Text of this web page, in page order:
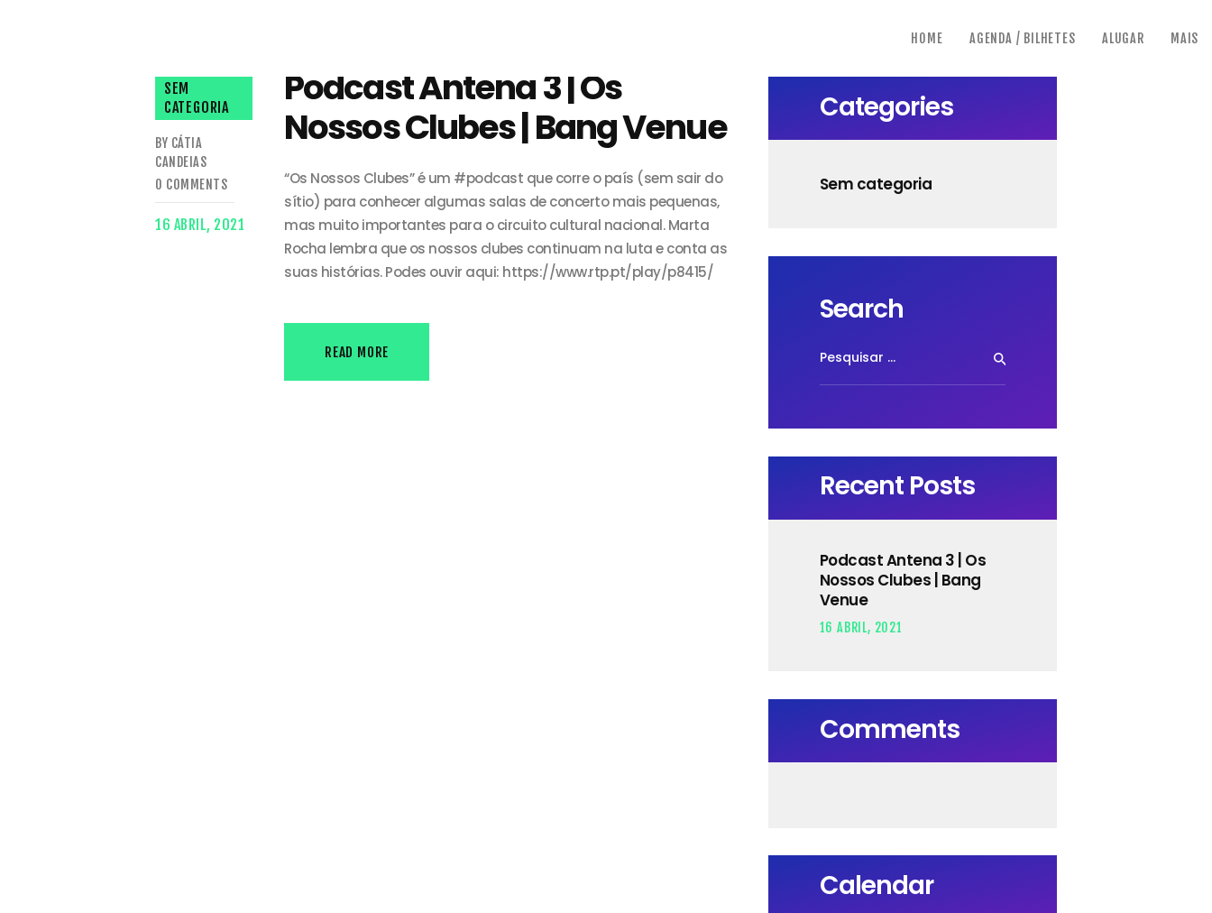
HOME AGENDA / BILHETES ALUGAR MAIS
agenda / bilhetes
alugar
mais
SEM
CATEGORIA
BY CÁTIA
CANDEIAS
0 COMMENTS
16 ABRIL, 2021
Podcast Antena 3 | Os
Nossos Clubes | Bang Venue
“Os Nossos Clubes” é um #podcast que corre o país (sem sair do
sítio) para conhecer algumas salas de concerto mais pequenas,
mas muito importantes para o circuito cultural nacional. Marta
Rocha lembra que os nossos clubes continuam na luta e conta as
suas histórias. Podes ouvir aqui: https://www.rtp.pt/play/p8415/
READ MORE
Categories
Sem categoria
Search
por:
Recent Posts
Podcast Antena 3 | Os
Nossos Clubes | Bang
Venue
16 ABRIL, 2021
Comments
Calendar